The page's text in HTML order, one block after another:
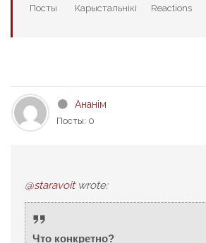
Посты Карыстальнікі Reactions
Ананім
Посты: 0
@staravoitwrote:
Что конкретно?